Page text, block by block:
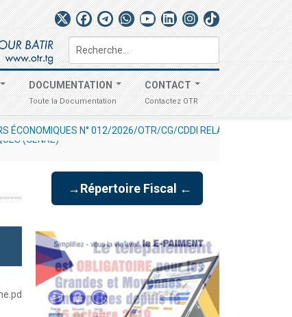
Rechercher
DOCUMENTATION
Toute la Documentation
CONTACT
Contactez OTR
DES DÉCLARATIONS À UN UNIQUE CHARGEMENT
(GENRE)
→Répertoire Fiscal ←